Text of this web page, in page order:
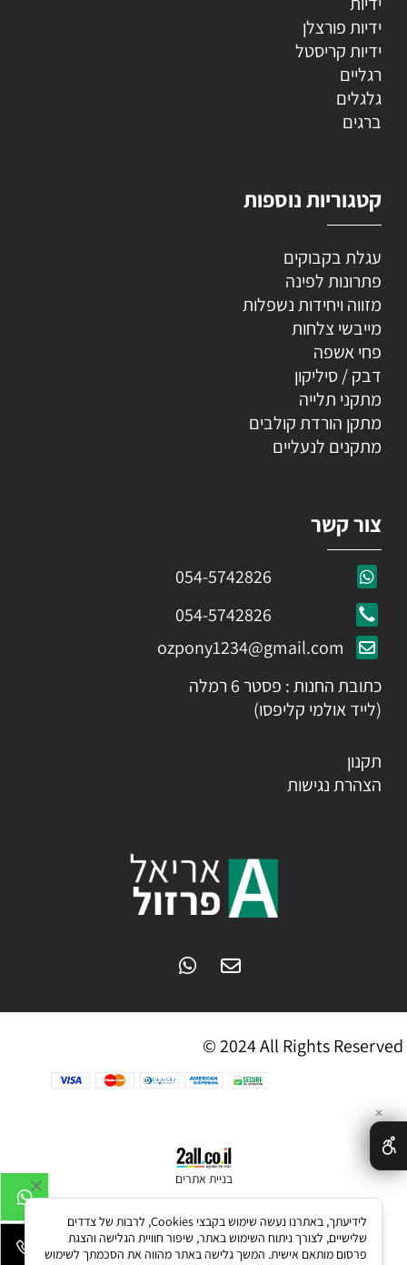
ידיות פורצלן
ידיות קריסטל
רגליים
גלגלים
ברגים
קטגוריות נוספות
עגלת בקבוקים
פתרונות לפינה
מזווה ויחידות נשפלות
מייבשי צלחות
פחי אשפה
דבק / סיליקון
מתקני תלייה
מתקן הורדת קולבים
מתקנים לנעליים
צור קשר
054-5742826
054-5742826
ozpony1234@gmail.com
כתובת החנות : פסטר 6 רמלה
(לייד אולמי קליפסו)
תקנון
הצהרת נגישות
© 2024 All Rights Reserved
בניית אתרים
✕
לידיעתך, באתרנו נעשה שימוש בקבצי Cookies, לרבות של צדדים
שלישיים, לצורך ניתוח השימוש באתר, שיפור חוויית הגלישה והצגת
פרסום מותאם אישית. המשך גלישה באתר מהווה את הסכמתך לשימוש